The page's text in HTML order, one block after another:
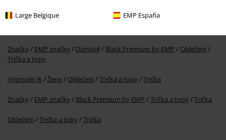
Large Belgique EMP España
More categories. More options.
Značky EMP značky Dámské Black Premium by EMP
Oblečení
Trička a topy
Výprodej % Ženy Oblečení Trička a topy Trička
Značky EMP značky Black Premium by EMP Trička a topy Trička
Oblečení Trička a topy Trička